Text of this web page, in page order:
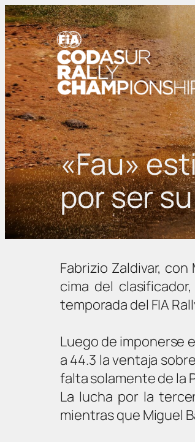
«Fau»
por ser
Fabrizio Zaldivar,
cima del
temporada del FIA
Luego de imponerse
a 44.3 la ventaja
falta solamente de la
La lucha por la
mientras que Miguel